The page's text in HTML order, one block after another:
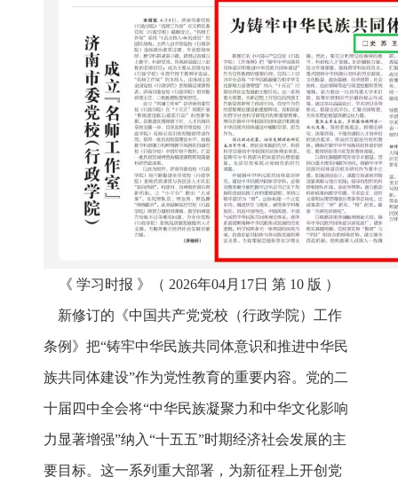
《 学习时报 》（ 2026年04月17日 第 10 版 ）
新修订的《中国共产党党校（行政学院）工作
条例》把“铸牢中华民族共同体意识和推进中华民
族共同体建设”作为党性教育的重要内容。党的二
十届四中全会将“中华民族凝聚力和中华文化影响
力显著增强”纳入“十五五”时期经济社会发展的主
要目标。这一系列重大部署，为新征程上开创党